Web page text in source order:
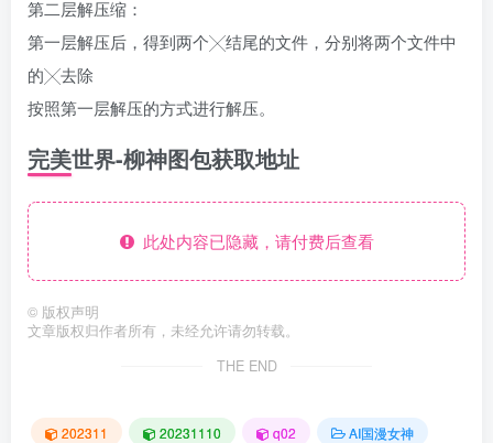
第二层解压缩：
第一层解压后，得到两个╳结尾的文件，分别将两个文件中
的╳去除
按照第一层解压的方式进行解压。
完美世界-柳神图包获取地址
此处内容已隐藏，请付费后查看
© 版权声明
文章版权归作者所有，未经允许请勿转载。
THE END
202311 20231110 q02
AI国漫女神